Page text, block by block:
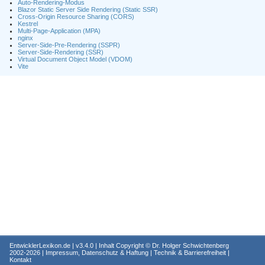
Auto-Rendering-Modus
Blazor Static Server Side Rendering (Static SSR)
Cross-Origin Resource Sharing (CORS)
Kestrel
Multi-Page-Application (MPA)
nginx
Server-Side-Pre-Rendering (SSPR)
Server-Side-Rendering (SSR)
Virtual Document Object Model (VDOM)
Vite
EntwicklerLexikon.de | v3.4.0 | Inhalt Copyright © Dr. Holger Schwichtenberg
2002-2026 | Impressum, Datenschutz & Haftung | Technik & Barrierefreiheit |
Kontakt